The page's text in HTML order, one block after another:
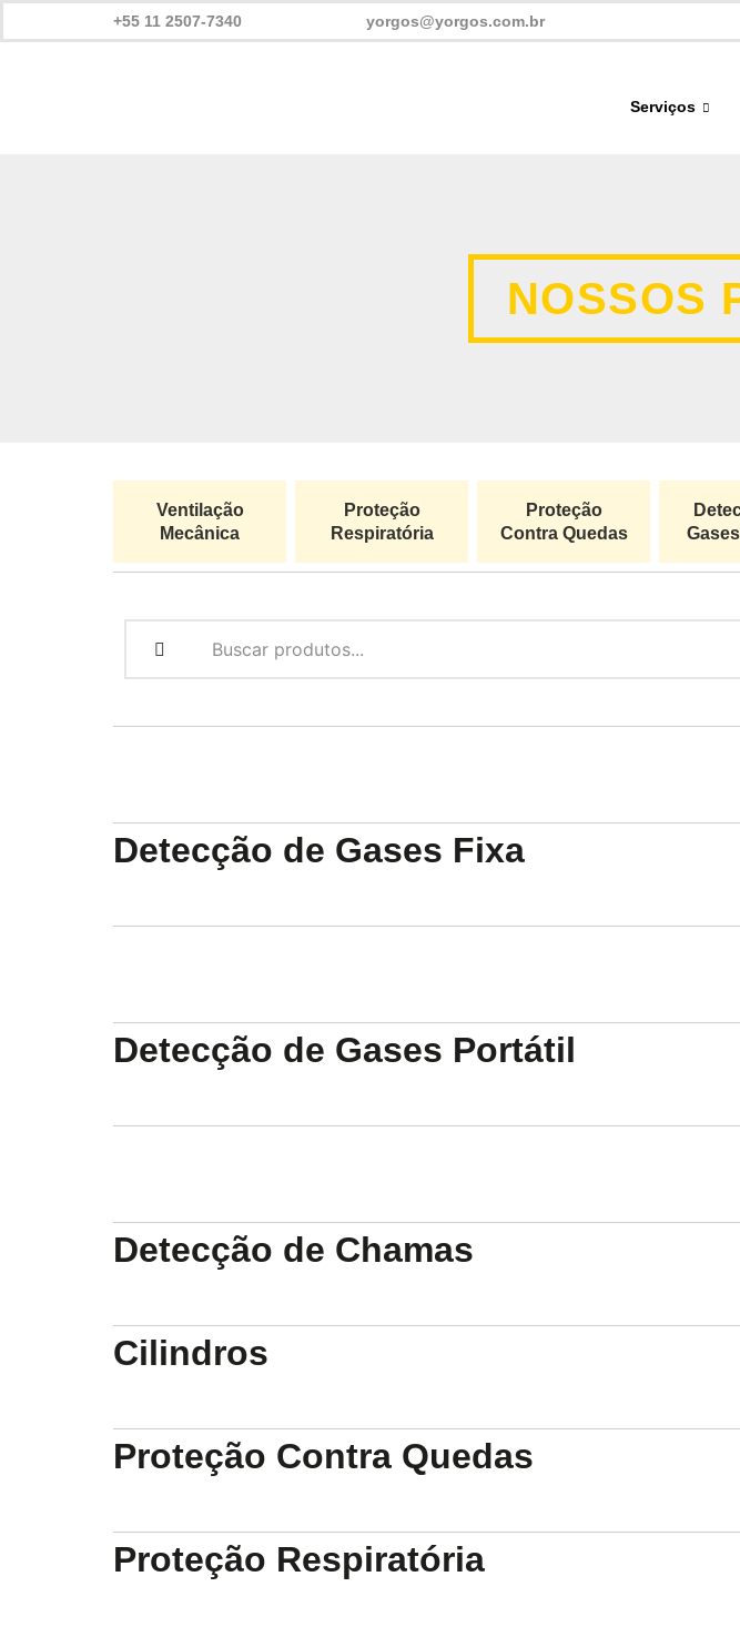
+55 11 2507-7340 yorgos@yorgos.com.br
Serviços
NOSSOS
Ventilação
Mecânica
Proteção
Respiratória
Proteção
Contra Quedas
Detecção de Gases Fixa
Detecção de Gases Portátil
Detecção de Chamas
Cilindros
Proteção Contra Quedas
Proteção Respiratória